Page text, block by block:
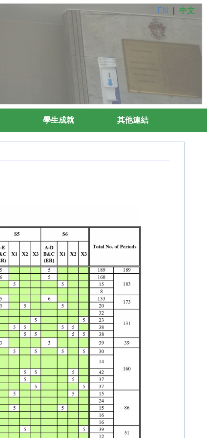
EN 中文
學生成就 其他連結